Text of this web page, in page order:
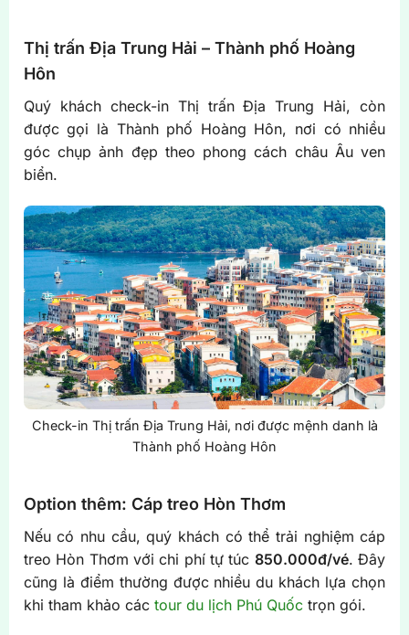
Thị trấn Địa Trung Hải – Thành phố Hoàng
Hôn
Quý khách check-in Thị trấn Địa Trung Hải, còn
được gọi là Thành phố Hoàng Hôn, nơi có nhiều
góc chụp ảnh đẹp theo phong cách châu Âu ven
biển.
Check-in Thị trấn Địa Trung Hải, nơi được mệnh danh là
Thành phố Hoàng Hôn
Option thêm: Cáp treo Hòn Thơm
Nếu có nhu cầu, quý khách có thể trải nghiệm cáp
treo Hòn Thơm với chi phí tự túc 850.000đ/vé. Đây
cũng là điểm thường được nhiều du khách lựa chọn
khi tham khảo các tour du lịch Phú Quốctrọn gói.